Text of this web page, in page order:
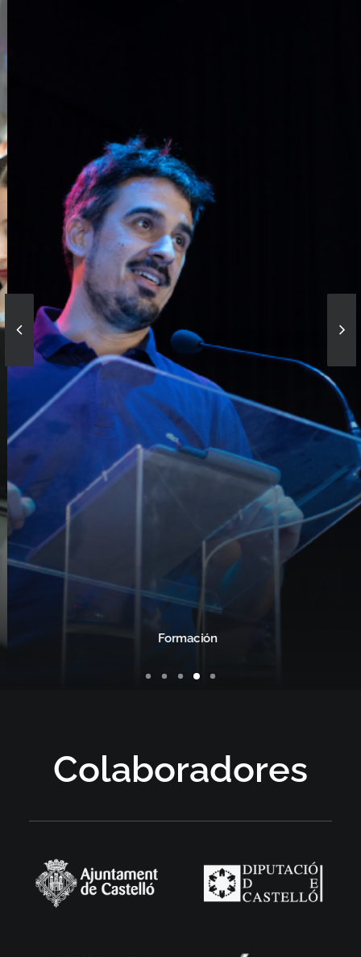
Formación
Colaboradores